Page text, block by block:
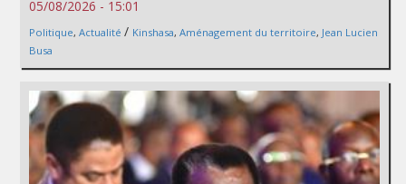
05/08/2026 - 15:01
Politique, Actualité / Kinshasa, Aménagement du territoire, Jean Lucien
Busa